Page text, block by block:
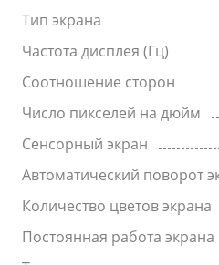
Тип экрана
Частота дисплея (Гц)
Соотношение сторон
Число пикселей на дюйм
Сенсорный экран
Автоматический поворот
Количество цветов экрана
Постоянная работа экрана